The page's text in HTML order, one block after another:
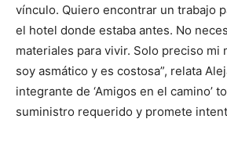
vínculo. Quiero encontrar un trabajo
el hotel donde estaba antes. No
materiales para vivir. Solo preciso mi
soy asmático y es costosa”, relata
integrante de ‘Amigos en el camino’
suministro requerido y promete